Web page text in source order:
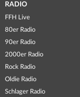
RADIO
FFH Live
80er Radio
90er Radio
2000er Radio
Rock Radio
Oldie Radio
Schlager Radio